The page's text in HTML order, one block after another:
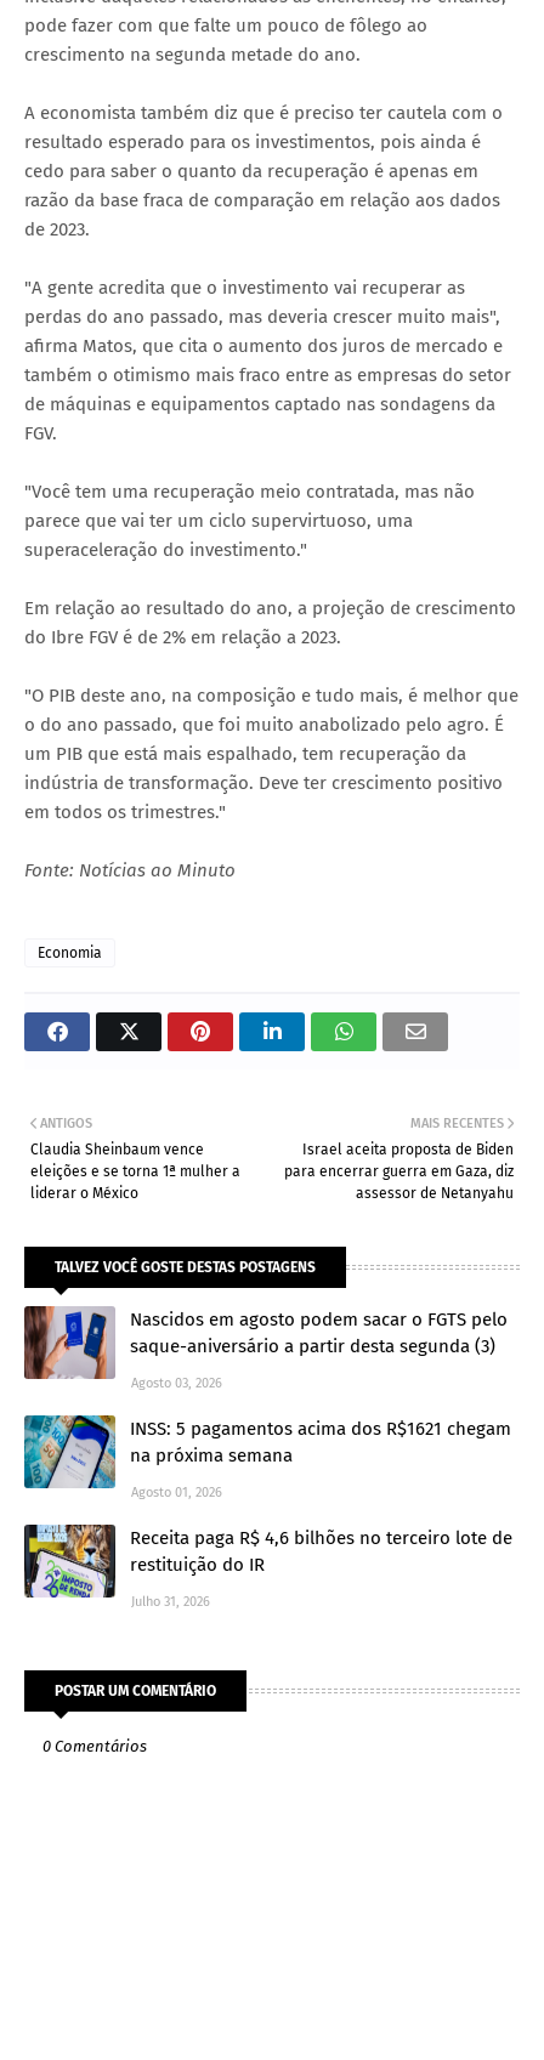
pode fazer com que falte um pouco de fôlego ao
crescimento na segunda metade do ano.
A economista também diz que é preciso ter cautela com o
resultado esperado para os investimentos, pois ainda é
cedo para saber o quanto da recuperação é apenas em
razão da base fraca de comparação em relação aos dados
de 2023.
"A gente acredita que o investimento vai recuperar as
perdas do ano passado, mas deveria crescer muito mais",
afirma Matos, que cita o aumento dos juros de mercado e
também o otimismo mais fraco entre as empresas do setor
de máquinas e equipamentos captado nas sondagens da
FGV.
"Você tem uma recuperação meio contratada, mas não
parece que vai ter um ciclo supervirtuoso, uma
superaceleração do investimento."
Em relação ao resultado do ano, a projeção de crescimento
do Ibre FGV é de 2% em relação a 2023.
"O PIB deste ano, na composição e tudo mais, é melhor que
o do ano passado, que foi muito anabolizado pelo agro. É
um PIB que está mais espalhado, tem recuperação da
indústria de transformação. Deve ter crescimento positivo
em todos os trimestres."
Fonte: Notícias ao Minuto
Economia
MAIS RECENTES
Israel aceita proposta de Biden
para encerrar guerra em Gaza, diz
assessor de Netanyahu
ANTIGOS
Claudia Sheinbaum vence
eleições e se torna 1ª mulher a
liderar o México
TALVEZ VOCÊ GOSTE DESTAS POSTAGENS
Nascidos em agosto podem sacar o FGTS pelo
saque-aniversário a partir desta segunda (3)
Agosto 03, 2026
INSS: 5 pagamentos acima dos R$1621 chegam
na próxima semana
Agosto 01, 2026
Receita paga R$ 4,6 bilhões no terceiro lote de
restituição do IR
Julho 31, 2026
POSTAR UM COMENTÁRIO
0 Comentários